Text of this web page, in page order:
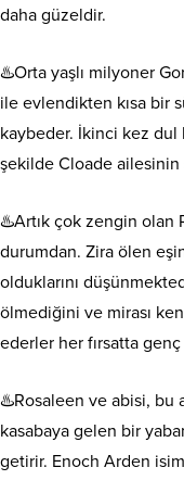
daha güzeldir.
♨️Orta yaşlı milyoner
ile evlendikten kısa bir
kaybeder. İkinci kez
şekilde Cloade
♨️Artık çok zengin olan
durumdan. Zira ölen
olduklarını
ölmediğini ve mirası
ederler her fırsatta genç
♨️Rosaleen ve abisi, bu
kasabaya gelen bir
getirir. Enoch Arden